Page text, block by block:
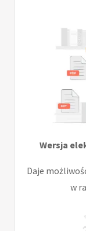
Wersja
Daje
w